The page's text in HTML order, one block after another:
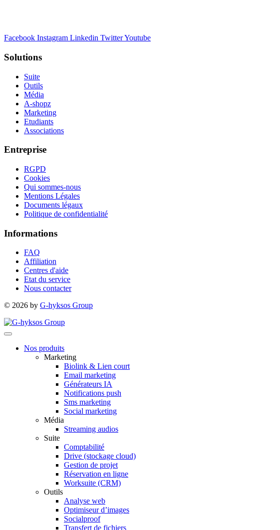
Facebook Instagram Linkedin TwitterYoutube
Solutions
Suite
Outils
Média
A-shopz
Marketing
Etudiants
Associations
Entreprise
RGPD
Cookies
Qui sommes-nous
Mentions Légales
Documents légaux
Politique de confidentialité
Informations
FAQ
Affiliation
Centres d'aide
Etat du service
Nous contacter
© 2026 by G-hyksos Group
Nos produits
Marketing
Biolink & Lien court
Email marketing
Générateurs IA
Notifications push
Sms marketing
Social marketing
Média
Streaming audios
Suite
Comptabilité
Drive (stockage cloud)
Gestion de projet
Réservation en ligne
Worksuite (CRM)
Outils
Analyse web
Optimiseur d’images
Socialproof
Transfert de fichiers